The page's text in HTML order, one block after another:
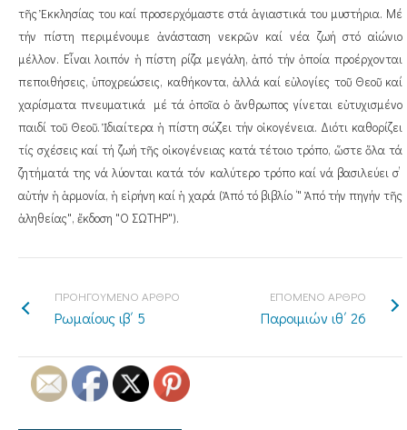
τῆς Ἐκκλησίας του καί προσερχόμαστε στά ἁγιαστικά του μυστήρια. Μέ
τήν πίστη περιμένουμε ἀνάσταση νεκρῶν καί νέα ζωή στό αἰώνιο
μέλλον. Εἶναι λοιπόν ἡ πίστη ρίζα μεγάλη, ἀπό τήν ὁποία προέρχονται
πεποιθήσεις, ὑποχρεώσεις, καθήκοντα, ἀλλά καί εὐλογίες τοῦ Θεοῦ καί
χαρίσματα πνευματικά μέ τά ὁποῖα ὁ ἄνθρωπος γίνεται εὐτυχισμένο
παιδί τοῦ Θεοῦ. Ἰδιαίτερα ἡ πίστη σώζει τήν οἰκογένεια. Διότι καθορίζει
τίς σχέσεις καί τή ζωή τῆς οἰκογένειας κατά τέτοιο τρόπο, ὥστε ὅλα τά
ζητήματά της νά λύονται κατά τόν καλύτερο τρόπο καί νά βασιλεύει σ’
αὐτήν ἡ ἁρμονία, ἡ εἰρήνη καί ἡ χαρά (Ἀπό τό βιβλίο ‘" Ἀπό τήν πηγήν τῆς
ἀληθείας", ἔκδοση "Ο ΣΩΤΗΡ").
ΠΡΟΗΓΟΥΜΕΝΟ ΑΡΘΡΟ
Ρωμαίους ιβ΄ 5
ΕΠΟΜΕΝΟ ΑΡΘΡΟ
Παροιμιών ιθ΄ 26